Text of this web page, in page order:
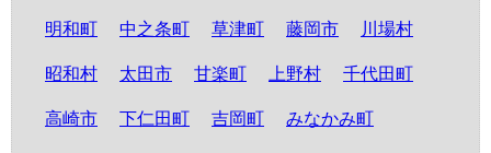
明和町 中之条町 草津町 藤岡市 川場村
昭和村 太田市 甘楽町 上野村 千代田町
高崎市 下仁田町 吉岡町 みなかみ町